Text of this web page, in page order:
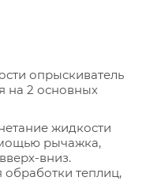
опрыскиватель
на 2 основных
жидкости
рычажка,
вниз.
обработки теплиц,